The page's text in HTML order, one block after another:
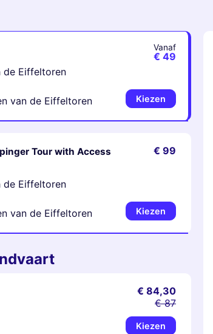
de Eiffeltoren
van de Eiffeltoren
Vanaf
€ 49
Kiezen
Tour with Access
de Eiffeltoren
van de Eiffeltoren
€ 99
Kiezen
€ 84,30
€ 87
Kiezen